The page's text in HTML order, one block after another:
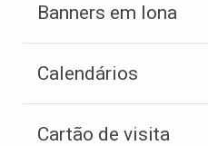
Banners em lona
Calendários
Cartão de visita